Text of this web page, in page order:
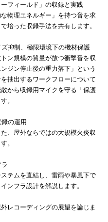
フィールド」の収録と実践
物理エネルギー」を持つ音を求
培った収録手法を共有します。
抑制、極限環境下の機材保護
ン規模の質量が放つ衝撃音を収
ジン停止後の重力落下」という
抽出するワークフローについて
から収録用マイクを守る「保護
。
の運用
、屋外ならではの大規模火炎収
。
テムを直結し、雷雨や暴風下で
ンフラ設計を解説します。
レコーディングの展望を論じま